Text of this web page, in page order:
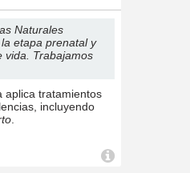
Naturales
etapa prenatal y
vida. Trabajamos
aplica tratamientos
incluyendo
.